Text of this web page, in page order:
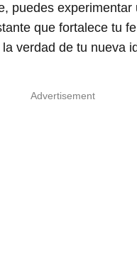
puedes experimentar
que fortalece tu
verdad de tu nueva
Advertisement